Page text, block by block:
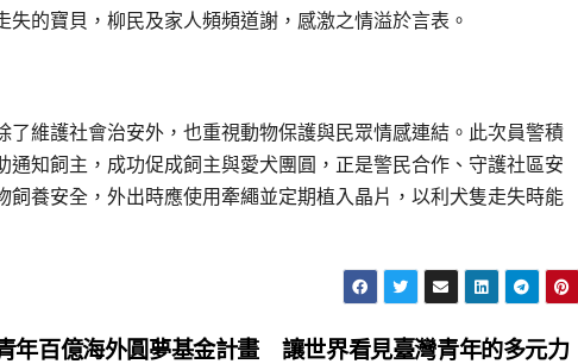
的寶貝，柳民及家人頻頻道謝，感激之情溢於言表。
維護社會治安外，也重視動物保護與民眾情感連結。此次員警積
知飼主，成功促成飼主與愛犬團圓，正是警民合作、守護社區安
養安全，外出時應使用牽繩並定期植入晶片，以利犬隻走失時能
年百億海外圓夢基金計畫 讓世界看見臺灣青年的多元力